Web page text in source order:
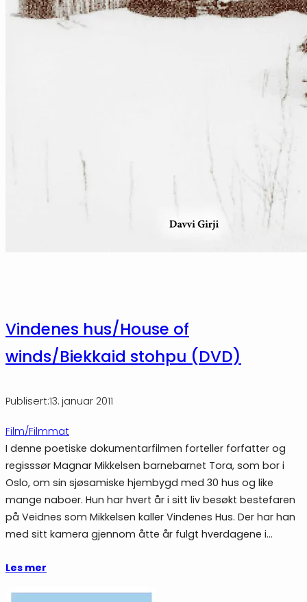
Vindenes hus/House of
winds/Biekkaid stohpu (DVD)
Publisert:13. januar 2011
Film/Filmmat
I denne poetiske dokumentarfilmen forteller forfatter og
regisssør Magnar Mikkelsen barnebarnet Tora, som bor i
Oslo, om sin sjøsamiske hjembygd med 30 hus og like
mange naboer. Hun har hvert år i sitt liv besøkt bestefaren
på Veidnes som Mikkelsen kaller Vindenes Hus. Der har han
med sitt kamera gjennom åtte år fulgt hverdagene i…
Les mer